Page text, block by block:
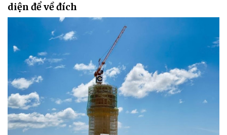
diện để về đích